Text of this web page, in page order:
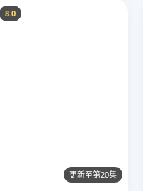
8.0
更新至第20集